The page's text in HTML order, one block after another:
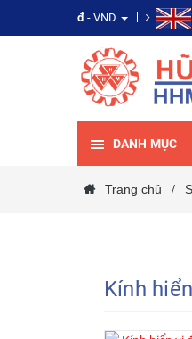
đ - VND
DANH MỤC
Trang chủ /
Kính